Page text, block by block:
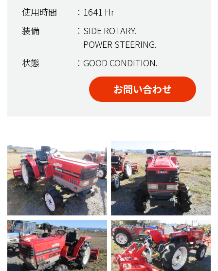
使用時間
：1641 Hr
装備
：SIDE ROTARY.
POWER STEERING.
状態
：GOOD CONDITION.
お問い合わせ